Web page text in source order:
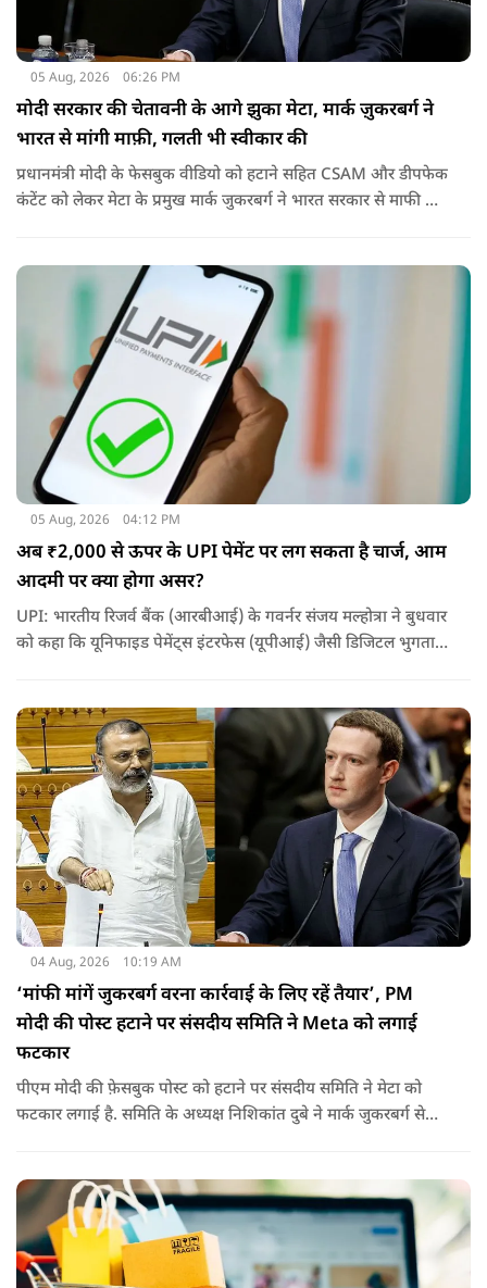
05 Aug, 2026 06:26 PM
मोदी सरकार की चेतावनी के आगे झुका मेटा, मार्क ज़ुकरबर्ग ने
भारत से मांगी माफ़ी, गलती भी स्वीकार की
प्रधानमंत्री मोदी के फेसबुक वीडियो को हटाने सहित CSAM और डीपफेक
कंटेंट को लेकर मेटा के प्रमुख मार्क जुकरबर्ग ने भारत सरकार से माफी मांग
05 Aug, 2026 04:12 PM
अब ₹2,000 से ऊपर के UPI पेमेंट पर लग सकता है चार्ज, आम
आदमी पर क्या होगा असर?
UPI: भारतीय रिजर्व बैंक (आरबीआई) के गवर्नर संजय मल्होत्रा ने बुधवार
को कहा कि यूनिफाइड पेमेंट्स इंटरफेस (यूपीआई) जैसी डिजिटल भुगतान
04 Aug, 2026 10:19 AM
‘मांफी मांगें जुकरबर्ग वरना कार्रवाई के लिए रहें तैयार’, PM
मोदी की पोस्ट हटाने पर संसदीय समिति ने Meta को लगाई
फटकार
पीएम मोदी की फ़ेसबुक पोस्ट को हटाने पर संसदीय समिति ने मेटा को
फटकार लगाई है. समिति के अध्यक्ष निशिकांत दुबे ने मार्क जुकरबर्ग से
पड़ सकता है.